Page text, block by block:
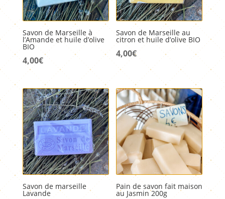
Savon de Marseille à
l’Amande et huile d’olive
BIO
4,00€
Savon de Marseille au
citron et huile d’olive BIO
4,00€
Savon de marseille
Lavande
Pain de savon fait maison
au Jasmin 200g